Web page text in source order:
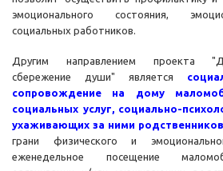
эмоционального состояния,
социальных работников.
Другим направлением проекта
сбережение души" является
сопровождение на дому
социальных услуг, социально-
ухаживающих за ними родственников
грани физического и
еженедельное посещение